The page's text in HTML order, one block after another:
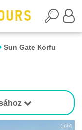
Sun Gate Korfu
1/24